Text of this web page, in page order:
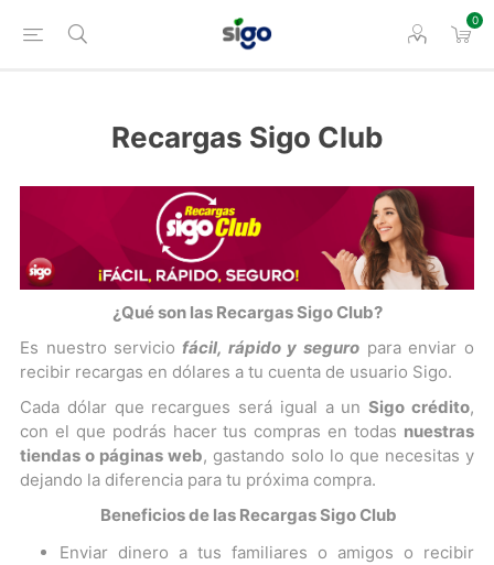
0
Recargas Sigo Club
¿Qué son las Recargas Sigo Club?
Es nuestro servicio fácil, rápido y seguro para enviar o
recibir recargas en dólares a tu cuenta de usuario Sigo.
Cada dólar que recargues será igual a unSigo crédito,
con el que podrás hacer tus compras en todas nuestras
tiendas o páginas web, gastando solo lo que necesitas y
dejando la diferencia para tu próxima compra.
Beneficios de las Recargas Sigo Club
Enviar dinero a tus familiares o amigos o recibir